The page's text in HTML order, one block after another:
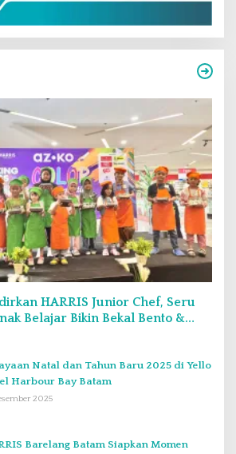
HARRIS Junior Chef, Seru
Belajar Bikin Bekal Bento &
Natal dan Tahun Baru 2025 di Yello
Harbour Bay Batam
2025
Barelang Batam Siapkan Momen